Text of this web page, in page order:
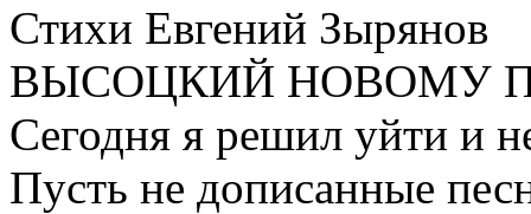
Стихи Евгений Зырянов
ВЫСОЦКИЙ НОВОМУ
Сегодня я решил уйти и
Пусть не дописанные